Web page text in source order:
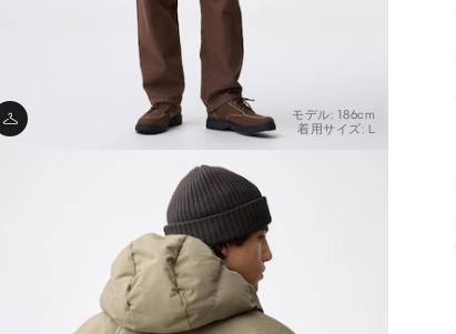
モデル: 186cm
着用サイズ: L